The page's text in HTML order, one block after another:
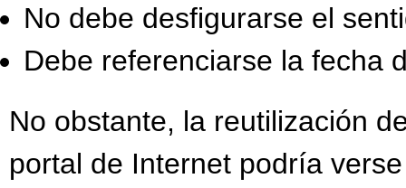
No debe desfigurarse el
Debe referenciarse la fecha
No obstante, la reutilización
portal de Internet podría